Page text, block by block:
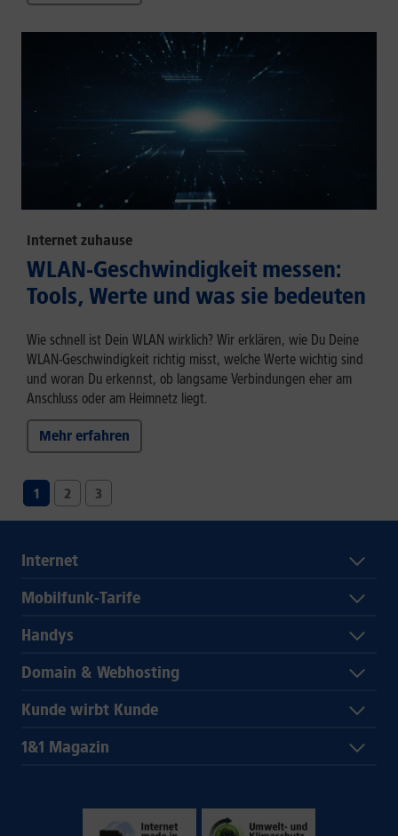
Internet zuhause
WLAN-Geschwindigkeit messen:
Tools, Werte und was sie bedeuten
Wie schnell ist Dein WLAN wirklich? Wir erklären, wie Du Deine
WLAN-Geschwindigkeit richtig misst, welche Werte wichtig sind
und woran Du erkennst, ob langsame Verbindungen eher am
Anschluss oder am Heimnetz liegt.
Mehr erfahren
1 2 3
Internet
Mobilfunk-Tarife
Handys
Domain & Webhosting
Kunde wirbt Kunde
1&1 Magazin